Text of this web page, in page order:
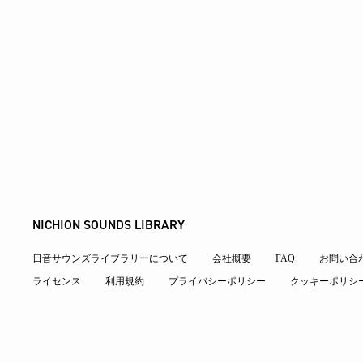
NICHION SOUNDS LIBRARY
日音サウンズライブラリーについて 会社概要 FAQ
お問い合
ライセンス
利用規約 プライバシーポリシー クッキーポリシ